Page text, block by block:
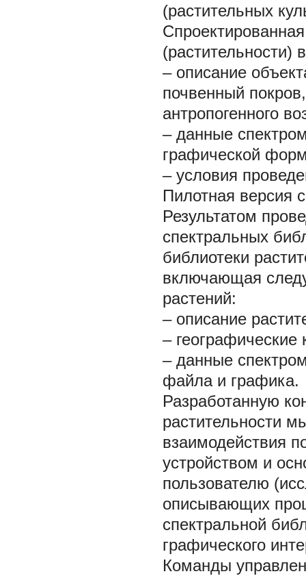
(растительных
– описание
почвенный
антропогенного
– данные
графической
– условия
Пилотная версия
Результатом
спектральных
библиотеки
включающая
растений:
– описание
–
– данные
файла и графика.
Разработанную
растительности
взаимодействия
устройством и
пользователю
описывающих
спектральной
графического
Команды